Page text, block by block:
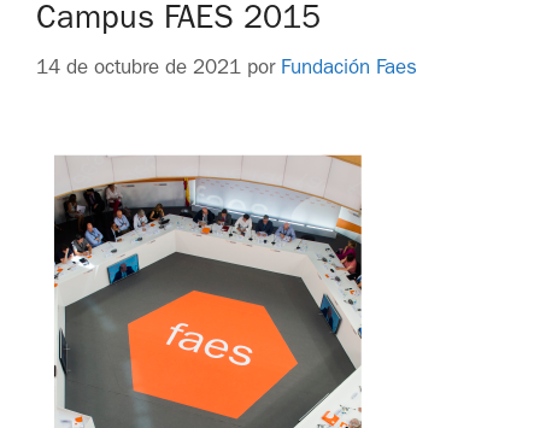
Campus FAES 2015
14 de octubre de 2021 por Fundación Faes